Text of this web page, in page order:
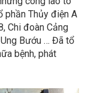
phần Thủy điện A
Chi đoàn Cảng
Bướu … Đã tổ
bệnh, phát